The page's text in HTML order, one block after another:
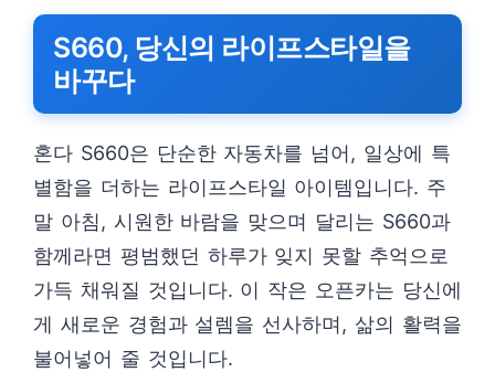
S660, 당신의 라이프스타일을
바꾸다
혼다 S660은 단순한 자동차를 넘어, 일상에 특
별함을 더하는 라이프스타일 아이템입니다. 주
말 아침, 시원한 바람을 맞으며 달리는 S660과
함께라면 평범했던 하루가 잊지 못할 추억으로
가득 채워질 것입니다. 이 작은 오픈카는 당신에
게 새로운 경험과 설렘을 선사하며, 삶의 활력을
불어넣어 줄 것입니다.